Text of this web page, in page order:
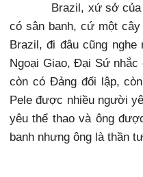
Brazil, xứ sở của thể
có sân banh, cứ một
Brazil, đi đâu cũng
Ngoại Giao, Đại Sứ
còn có Đảng đối lập,
Pele được nhiều người
yêu thể thao và ông
banh nhưng ông là thần